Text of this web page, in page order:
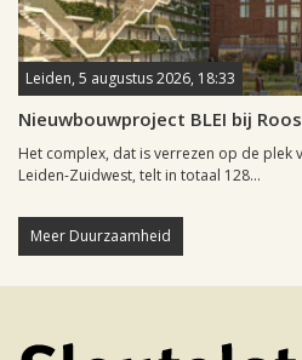
Leiden, 5 augustus 2026, 18:33
Nieuwbouwproject BLEI bij
Het complex, dat is verrezen op de plek
Leiden-Zuidwest, telt in totaal 128...
Meer Duurzaamheid